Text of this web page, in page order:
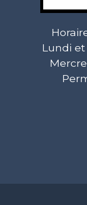
Lundi et